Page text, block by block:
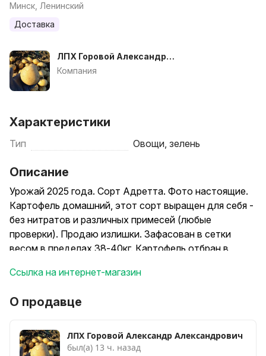
Минск, Ленинский
Доставка
ЛПХ Горовой Александр
Александрович
Компания
Характеристики
Тип Овощи, зелень
Описание
Урожай 2025 года. Сорт Адретта. Фото настоящие.
Картофель домашний, этот сорт выращен для себя -
без нитратов и различных примесей (любые
проверки). Продаю излишки. Зафасован в сетки
весом в пределах 38-40кг. Картофель отбран в
механических повреждений. Картофель средний,
Минска. Занесу куда нужно. Доставка по Минску от
от 2сеток 1,80руб/кг
от 3сеток 1,70руб/кг
Ссылка на интернет-магазин
О продавце
ЛПХ Горовой Александр Александрович
был(а) 13 ч. назад